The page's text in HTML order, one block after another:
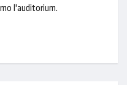
l'auditorium.